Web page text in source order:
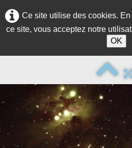
Ce site utilise des cookies.
ce site, vous acceptez notre
OK